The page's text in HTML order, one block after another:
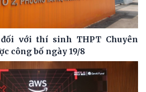
với thí sinh THPT Chuyên
công bố ngày 19/8